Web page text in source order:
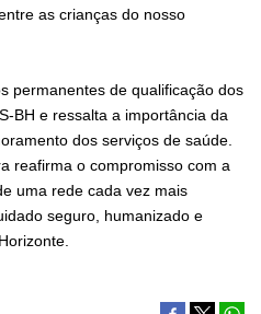
as crianças do nosso
permanentes de qualificação dos
BH e ressalta a importância da
dos serviços de saúde.
reafirma o compromisso com a
uma rede cada vez mais
seguro, humanizado e